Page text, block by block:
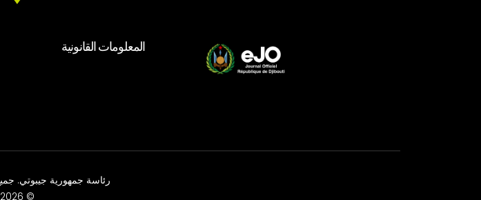
المعلومات القانونية
رئاسة جمهورية جيبوتي.
© 2026